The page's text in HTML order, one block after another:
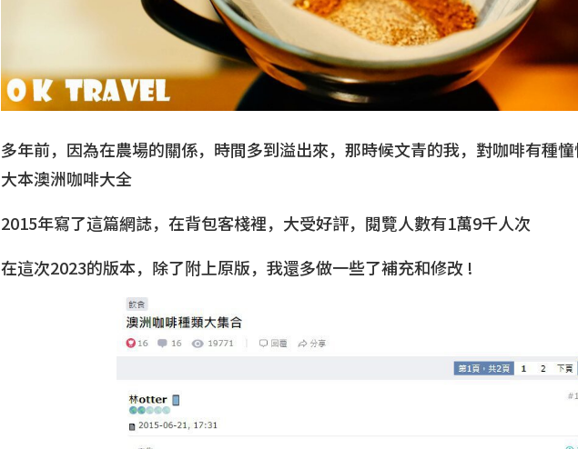
多年前，因為在農場的關係，時間多到溢出來，那時候文青的我，對咖啡有種
大本澳洲咖啡大全
2015年寫了這篇網誌，在背包客棧裡，大受好評，閱覽人數有1萬9千人次
在這次2023的版本，除了附上原版，我還多做一些了補充和修改 !